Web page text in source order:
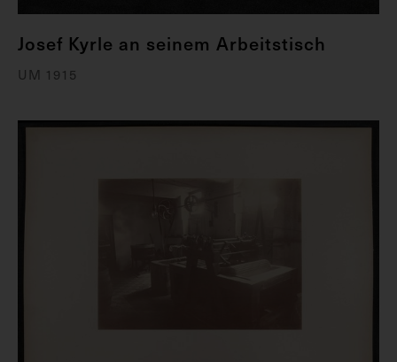
Josef Kyrle an seinem Arbeitstisch
UM 1915